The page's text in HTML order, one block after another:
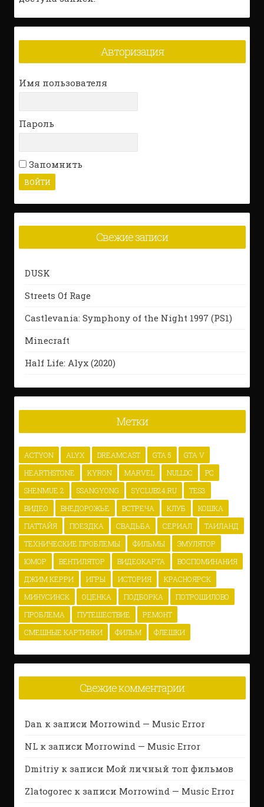
Авторизация
Имя пользователя
Пароль
Запомнить
Свежие записи
DUSK
Streets Of Rage
Castlevania: Symphony of the Night 1997 (PS1)
Minecraft
Half Life: Alyx (2020)
Метки
ACTYON ALYX DREAMCAST GTA 5
GTA V
HEARTHSTONE
KYRON MARVEL NULLDC
PC
SHENMUE 2
SSANGYONG SYCLUB24.RU
TES3
ВИДЕО
ВНЕДОРОЖЬЕ ВСТРЕЧА КЛУБ
КОШКА
ПАТТАЙЯ
ПОЕЗДКА СВАДЬБА СЕРИАЛ
ТАИЛАНД
ТЕХНИЧЕСКИЕ ПРОБЛЕМЫ
ФИЛЬМЫ
ЭМУЛЯТОР
ЮМОР
ВЕНТИЛЯТОР ВИДЕОКАРТА
ВОСПОМИНАНИЯ
ДЖИМ КЕРРИ
ИГРЫ ИСТОРИЯ
КРАСНОЯРСК
МИНУСИНСК
ОЦЕНКА ПОДБОРКА
ПОТРОШИЛОВО
ПРОБЛЕМА
ПУТЕШЕСТВИЕ
РЕМОНТ
СМЕШНЫЕ КАРТИНКИ
ФИЛЬМ ФЛЕШКИ
Свежие комментарии
Dan к записи Morrowind — Music Error
NLк записи Morrowind — Music Error
Dmitriyк записи Мой личный топ фильмов
Zlatogorecк записи Morrowind — Music Error